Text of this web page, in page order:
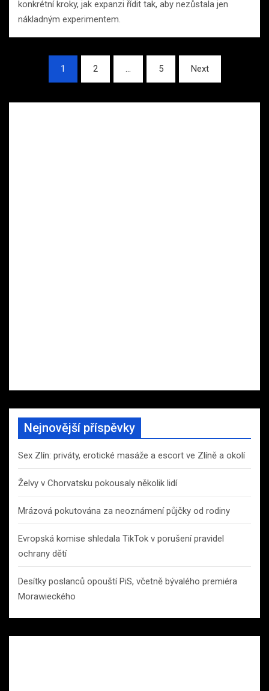
konkrétní kroky, jak expanzi řídit tak, aby nezůstala jen
nákladným experimentem.
Stránkování
příspěvků
1 2 … 5 Next
Nejnovější příspěvky
Sex Zlín: priváty, erotické masáže a escort ve Zlíně a okolí
Želvy v Chorvatsku pokousaly několik lidí
Mrázová pokutována za neoznámení půjčky od rodiny
Evropská komise shledala TikTok v porušení pravidel
ochrany dětí
Desítky poslanců opouští PiS, včetně bývalého premiéra
Morawieckého